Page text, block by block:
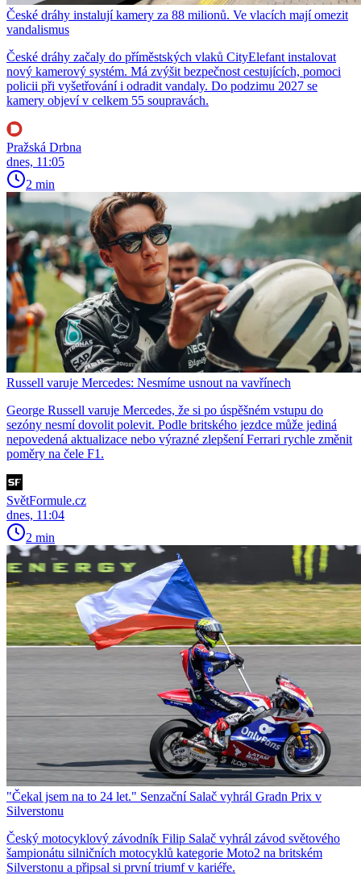
České dráhy instalují kamery za 88 milionů. Ve vlacích mají omezit
vandalismus
České dráhy začaly do příměstských vlaků CityElefant instalovat
nový kamerový systém. Má zvýšit bezpečnost cestujících, pomoci
policii při vyšetřování i odradit vandaly. Do podzimu 2027 se
kamery objeví v celkem 55 soupravách.
Pražská Drbna
dnes, 11:05
2 min
Russell varuje Mercedes: Nesmíme usnout na vavřínech
George Russell varuje Mercedes, že si po úspěšném vstupu do
sezóny nesmí dovolit polevit. Podle britského jezdce může jediná
nepovedená aktualizace nebo výrazné zlepšení Ferrari rychle změnit
poměry na čele F1.
SvětFormule.cz
dnes, 11:04
2 min
"Čekal jsem na to 24 let." Senzační Salač vyhrál Gradn Prix v
Silverstonu
Český motocyklový závodník Filip Salač vyhrál závod světového
šampionátu silničních motocyklů kategorie Moto2 na britském
Silverstonu a připsal si první triumf v kariéře.